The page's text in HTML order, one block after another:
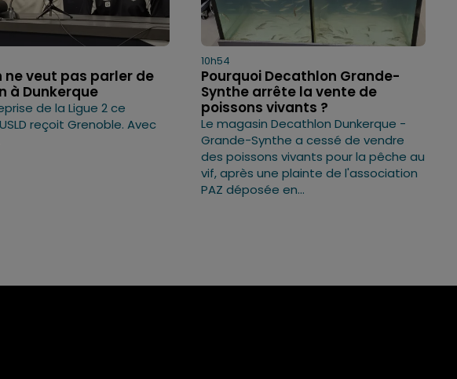
ne veut pas parler de
à Dunkerque
de la Ligue 2 ce
reçoit Grenoble. Avec
10h54
Pourquoi Decathlon Grande-
Synthe arrête la vente de
poissons vivants ?
Le magasin Decathlon Dunkerque -
Grande-Synthe a cessé de vendre
des poissons vivants pour la pêche au
vif, après une plainte de l'association
PAZ déposée en...